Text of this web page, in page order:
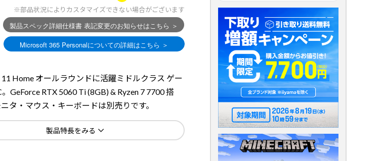
※部品状況によりカスタマイズできない場合がございます
Home オールラウンドに活躍ミドルクラス ゲー
GeForce RTX 5060 Ti (8GB) & Ryzen 7 7700 搭
タ・マウス・キーボードは別売りです。
製品特長をみる